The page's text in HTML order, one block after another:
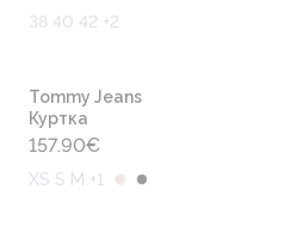
38 40 42 +2
Tommy Jeans
Куртка
157.90€
XS S M +1